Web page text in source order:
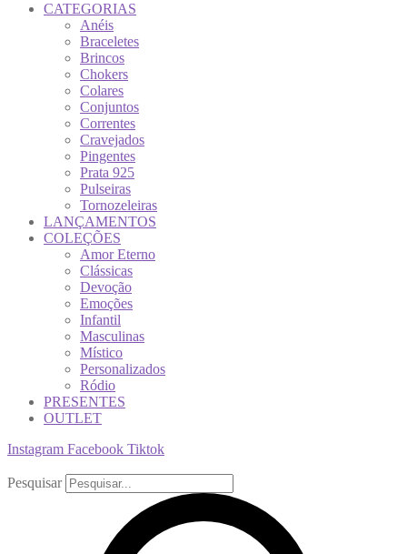
CATEGORIAS
Anéis
Braceletes
Brincos
Chokers
Colares
Conjuntos
Correntes
Cravejados
Pingentes
Prata 925
Pulseiras
Tornozeleiras
LANÇAMENTOS
COLEÇÕES
Amor Eterno
Clássicas
Devoção
Emoções
Infantil
Masculinas
Místico
Personalizados
Ródio
PRESENTES
OUTLET
Instagram Facebook Tiktok
Pesquisar